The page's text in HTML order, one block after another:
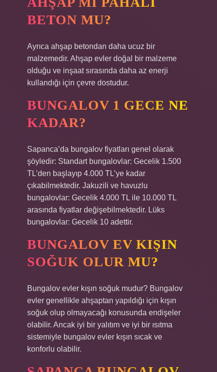
BETON MU?
Ayrıca ahşap betondan daha ucuz bir
malzemedir. Ahşap evler doğal bir malzeme
olduğu ve inşaat sırasında daha az enerji
kullandığı için çevre dostudur.
BUNGALOV 1 GECE NE
KADAR?
Sapanca’da bungalov fiyatları genel olarak
şöyledir: Standart bungalovlar: Gecelik 1.500
TL’den başlayıp 4.000 TL’ye kadar
çıkabilmektedir. Jakuzili ve havuzlu
bungalovlar: Gecelik 4.000 TL ile 10.000 TL
arasında fiyatlar değişebilmektedir. Lüks
bungalovlar: Gecelik 10 adettir.
BUNGALOV EV KIŞIN
SOĞUK OLUR MU?
Bungalov evler kışın soğuk mudur? Bungalov
evler genellikle ahşaptan yapıldığı için kışın
soğuk olup olmayacağı konusunda endişeler
olabilir. Ancak iyi bir yalıtım ve iyi bir ısıtma
sistemiyle bungalov evler kışın sıcak ve
konforlu olabilir.